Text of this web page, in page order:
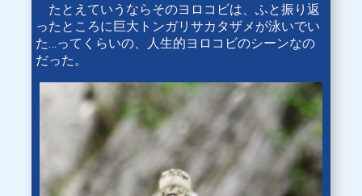
たとえていうならそのヨロコビは、ふと振り返
ったところに巨大トンガリサカタザメが泳いでい
た…ってくらいの、人生的ヨロコビのシーンなの
だった。